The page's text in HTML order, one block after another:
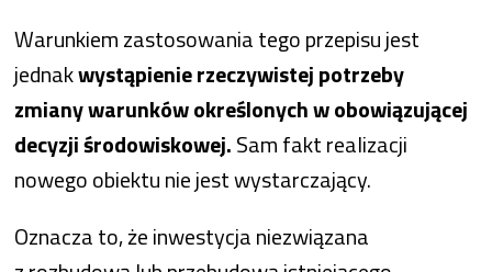
Warunkiem zastosowania tego przepisu jest
jednakwystąpienie rzeczywistej potrzeby
zmiany warunków określonych w obowiązującej
decyzji środowiskowej.Sam fakt realizacji
nowego obiektu nie jest wystarczający.
Oznacza to, że inwestycja niezwiązana